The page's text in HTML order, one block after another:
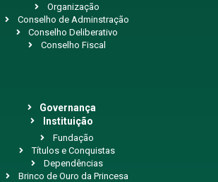
Organização
Conselho de Adminstração
Conselho Deliberativo
Conselho Fiscal
Governança
Instituição
Fundação
Títulos e Conquistas
Dependências
Brinco de Ouro da Princesa